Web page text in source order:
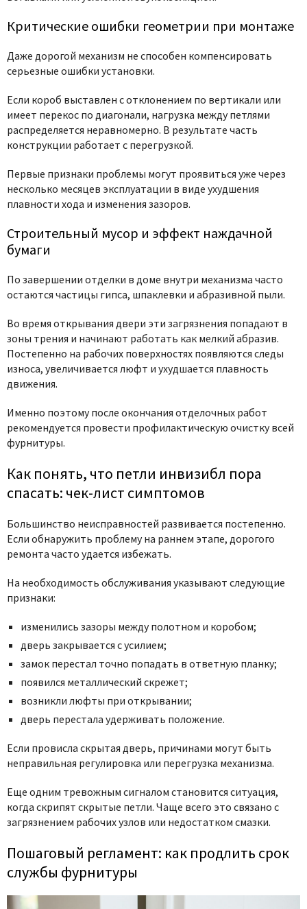
Критические ошибки геометрии при монтаже
Даже дорогой механизм не способен компенсировать
серьезные ошибки установки.
Если короб выставлен с отклонением по вертикали или
имеет перекос по диагонали, нагрузка между петлями
распределяется неравномерно. В результате часть
конструкции работает с перегрузкой.
Первые признаки проблемы могут проявиться уже через
несколько месяцев эксплуатации в виде ухудшения
плавности хода и изменения зазоров.
Строительный мусор и эффект наждачной
бумаги
По завершении отделки в доме внутри механизма часто
остаются частицы гипса, шпаклевки и абразивной пыли.
Во время открывания двери эти загрязнения попадают в
зоны трения и начинают работать как мелкий абразив.
Постепенно на рабочих поверхностях появляются следы
износа, увеличивается люфт и ухудшается плавность
движения.
Именно поэтому после окончания отделочных работ
рекомендуется провести профилактическую очистку всей
фурнитуры.
Как понять, что петли инвизибл пора
спасать: чек-лист симптомов
Большинство неисправностей развивается постепенно.
Если обнаружить проблему на раннем этапе, дорогого
ремонта часто удается избежать.
На необходимость обслуживания указывают следующие
признаки:
изменились зазоры между полотном и коробом;
дверь закрывается с усилием;
замок перестал точно попадать в ответную планку;
появился металлический скрежет;
возникли люфты при открывании;
дверь перестала удерживать положение.
Если провисла скрытая дверь, причинами могут быть
неправильная регулировка или перегрузка механизма.
Еще одним тревожным сигналом становится ситуация,
когда скрипят скрытые петли. Чаще всего это связано с
загрязнением рабочих узлов или недостатком смазки.
Пошаговый регламент: как продлить срок
службы фурнитуры